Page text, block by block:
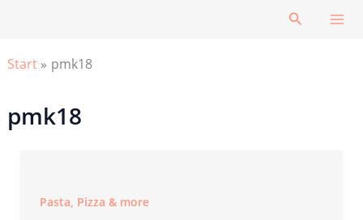
Suchen
Start pmk18
pmk18
Pasta, Pizza & more